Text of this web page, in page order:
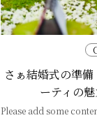
さぁ結婚式の準
ーティの
Please add some